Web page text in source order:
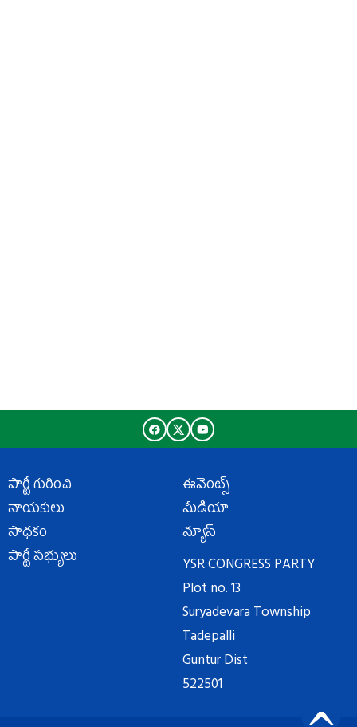
పార్టీ గురించి
నాయకులు
సాధకం
పార్టీ సభ్యులు
ఈవెంట్స్
మీడియా
న్యూస్
YSR CONGRESS PARTY
Plot no. 13
Suryadevara Township
Tadepalli
Guntur Dist
522501